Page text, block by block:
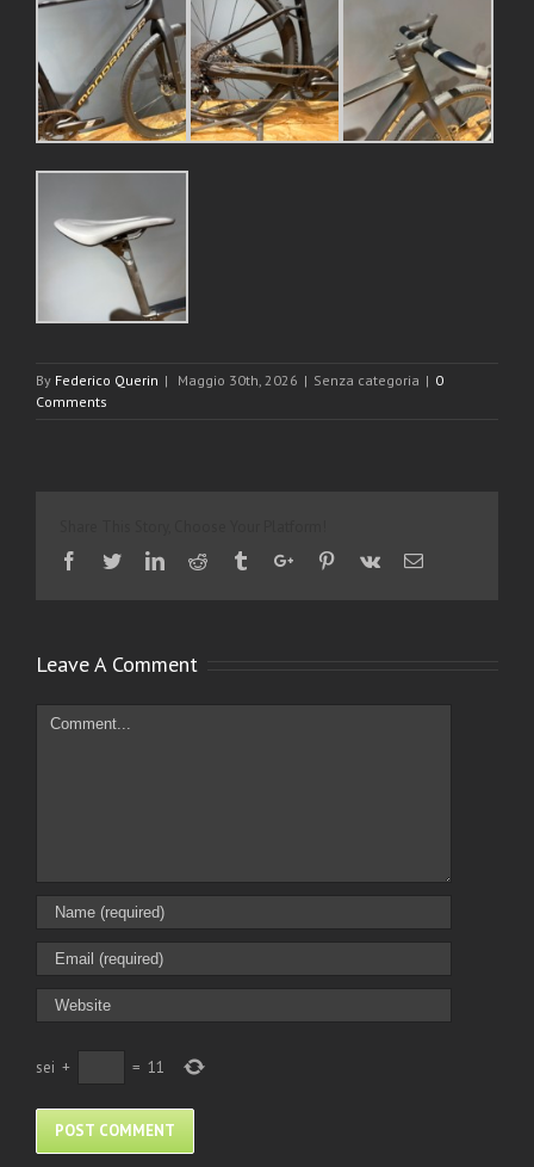
By Federico Querin | Maggio 30th, 2026 | Senza categoria | 0
Comments
Facebook
TwitterLinkedinReddit TumblrGoogle+Pinterest
Vk Email
Leave A Comment
Comment
sei + = 11